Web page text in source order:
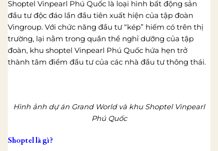
Shoptel Vinpearl Phú Quốc là loại hình bất động sản
đầu tư độc đáo lần đầu tiên xuất hiện của tập đoàn
Vingroup. Với chức năng đầu tư “kép” hiếm có trên thị
trường, lại nằm trong quần thể nghỉ dưỡng của tập
đoàn, khu shoptel Vinpearl Phú Quốc hứa hẹn trở
thành tâm điểm đầu tư của các nhà đầu tư thông thái.
Hình ảnh dự án Grand World và khu Shoptel Vinpearl
Phú Quốc
Shoptel là gì?